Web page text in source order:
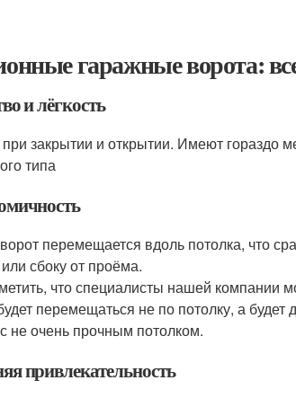
гаражные ворота:
и лёгкость
при закрытии и открытии. Имеют гораздо
типа
перемещается вдоль потолка, что
сбоку от проёма.
что специалисты нашей компании
перемещаться не по потолку, а
не очень прочным потолком.
привлекательность